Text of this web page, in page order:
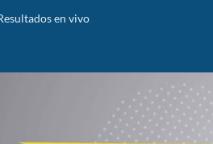
en vivo